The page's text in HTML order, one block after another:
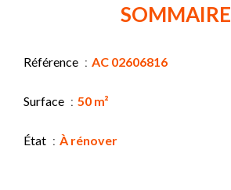
SOMMAIRE
Référence AC 02606816
Surface 50 m²
État À rénover